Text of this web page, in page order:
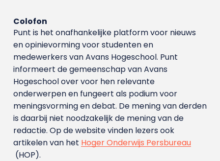
Colofon
Punt is het onafhankelijke platform voor nieuws
en opinievorming voor studenten en
medewerkers van Avans Hoge­school. Punt
informeert de gemeenschap van Avans
Hogeschool over voor hen relevante
onderwerpen en fungeert als podium voor
meningsvorming en debat. De mening van derden
is daarbij niet noodzakelijk de mening van de
redactie. Op de website vinden lezers ook
artikelen van het Hoger Onderwijs Persbureau
(HOP).